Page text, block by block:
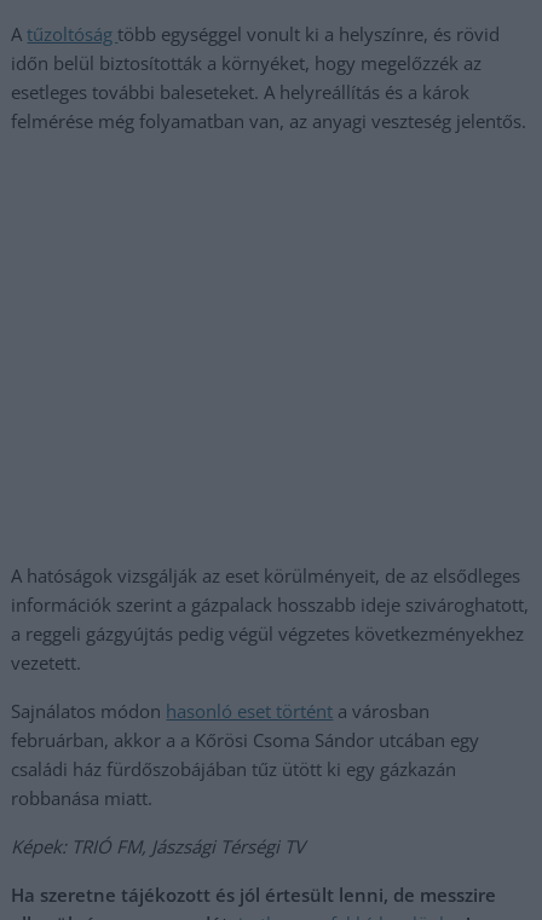
Atűzoltóságtöbb egységgel vonult ki a helyszínre, és rövid
időn belül biztosították a környéket, hogy megelőzzék az
esetleges további baleseteket. A helyreállítás és a károk
felmérése még folyamatban van, az anyagi veszteség jelentős.
A hatóságok vizsgálják az eset körülményeit, de az elsődleges
információk szerint a gázpalack hosszabb ideje szivároghatott,
a reggeli gázgyújtás pedig végül végzetes következményekhez
vezetett.
Sajnálatos módon hasonló eset történt a városban
februárban, akkor a a Kőrösi Csoma Sándor utcában egy
családi ház fürdőszobájában tűz ütött ki egy gázkazán
robbanása miatt.
Képek: TRIÓ FM, Jászsági Térségi TV
Ha szeretne tájékozott és jól értesült lenni, de messzire